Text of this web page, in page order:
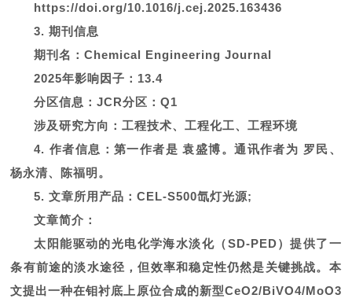
https://doi.org/10.1016/j.cej.2025.163436
3. 期刊信息
期刊名：Chemical Engineering Journal
2025年影响因子：13.4
分区信息：JCR分区：Q1
涉及研究方向：工程技术、工程化工、工程环境
4. 作者信息：第一作者是 袁盛博。通讯作者为 罗民、
杨永清、陈福明。
5. 文章所用产品：CEL-S500氙灯光源;
文章简介：
太阳能驱动的光电化学海水淡化（SD-PED）提供了一
条有前途的淡水途径，但效率和稳定性仍然是关键挑战。本
文提出一种在钼衬底上原位合成的新型CeO2/BiVO4/MoO3